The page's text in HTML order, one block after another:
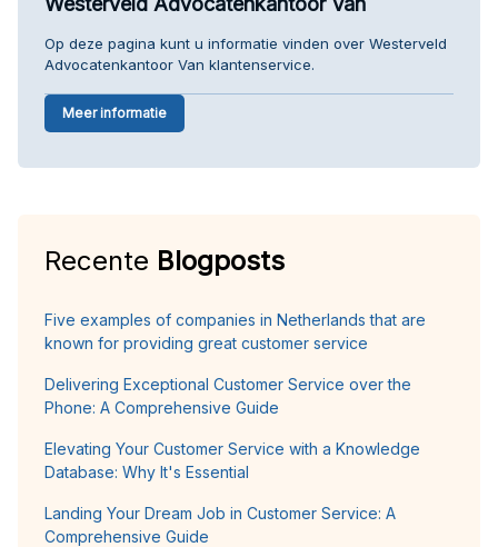
Op deze pagina kunt u informatie vinden over Westerveld
Advocatenkantoor Van klantenservice.
Meer informatie
Recente Blogposts
Five examples of companies in Netherlands that are
known for providing great customer service
Delivering Exceptional Customer Service over the
Phone: A Comprehensive Guide
Elevating Your Customer Service with a Knowledge
Database: Why It's Essential
Landing Your Dream Job in Customer Service: A
Comprehensive Guide